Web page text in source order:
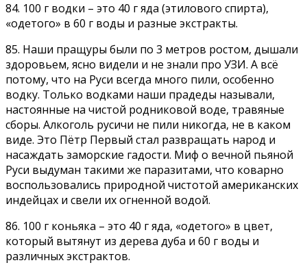
84. 100 г водки – это 40 г яда (этилового спирта),
«одетого» в 60 г воды и разные экстракты.
85. Наши пращуры были по 3 метров ростом, дышали
здоровьем, ясно видели и не знали про УЗИ. А всё
потому, что на Руси всегда много пили, особенно
водку. Только водками наши прадеды называли,
настоянные на чистой родниковой воде, травяные
сборы. Алкоголь русичи не пили никогда, не в каком
виде. Это Пётр Первый стал развращать народ и
насаждать заморские гадости. Миф о вечной пьяной
Руси выдуман такими же паразитами, что коварно
воспользовались природной чистотой американских
индейцах и свели их огненной водой.
86. 100 г коньяка – это 40 г яда, «одетого» в цвет,
который вытянут из дерева дуба и 60 г воды и
различных экстрактов.